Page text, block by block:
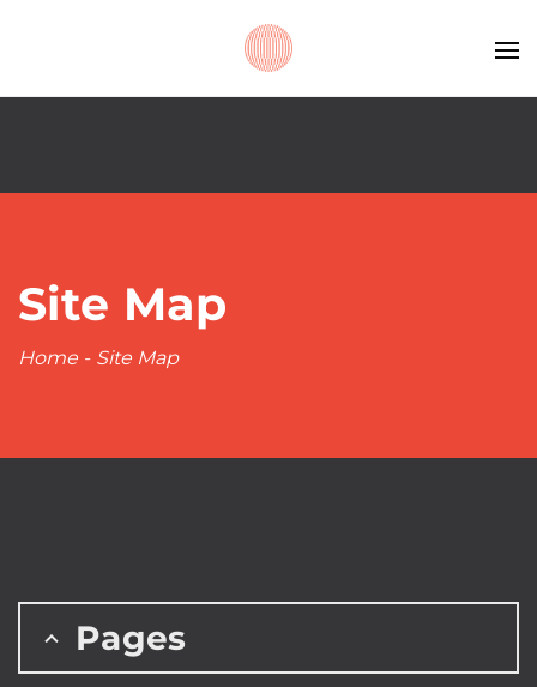
Site Map
Home - Site Map
Pages